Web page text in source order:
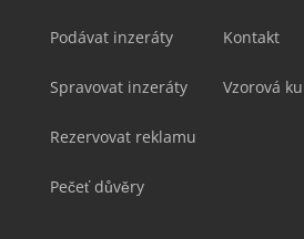
Podávat inzeráty
Spravovat inzeráty
Rezervovat reklamu
Pečeť důvěry
Kontakt
Vzorová